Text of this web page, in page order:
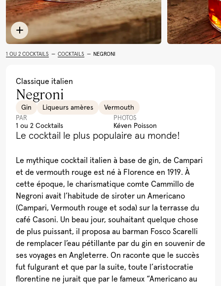
Limoncello Rhum
Toutes les recettes
1 OU 2 COCKTAILS — COCKTAILS — NEGRONI
Classique italien
Negroni
Gin Liqueurs amères Vermouth
PAR
1 ou 2 Cocktails
PHOTOS
Kéven Poisson
Le cocktail le plus populaire au monde!
Le mythique cocktail italien à base de gin, de Campari
et de vermouth rouge est né à Florence en 1919. À
cette époque, le charismatique comte Cammillo de
Negroni avait l’habitude de siroter un Americano
(Campari, Vermouth rouge et soda) sur la terrasse du
café Casoni. Un beau jour, souhaitant quelque chose
de plus puissant, il proposa au barman Fosco Scarelli
de remplacer l’eau pétillante par du gin en souvenir de
ses voyages en Angleterre. On raconte que le succès
fut fulgurant et que par la suite, toute l’aristocratie
florentine ne jurait que par le fameux “Americano au
Cocktail Festif à la
Grenade
Léopard En Ski Tonic
(Boire le Québec)
Lait de Poule Québécois